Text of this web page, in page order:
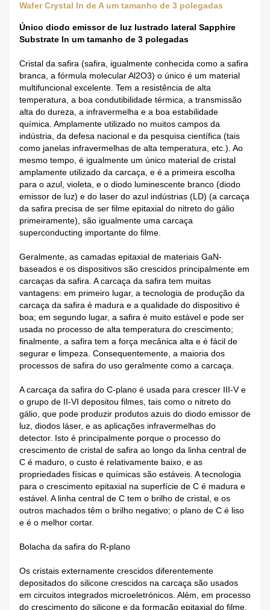
Wafer Crystal In de A um tamanho de 3 polegadas
Único diodo emissor de luz lustrado lateral Sapphire
Substrate In um tamanho de 3 polegadas
Cristal da safira (safira, igualmente conhecida como a safira
branca, a fórmula molecular Al2O3) o único é um material
multifuncional excelente. Tem a resistência de alta
temperatura, a boa condutibilidade térmica, a transmissão
alta do dureza, a infravermelha e a boa estabilidade
química. Amplamente utilizado no muitos campos da
indústria, da defesa nacional e da pesquisa científica (tais
como janelas infravermelhas de alta temperatura, etc.). Ao
mesmo tempo, é igualmente um único material de cristal
amplamente utilizado da carcaça, e é a primeira escolha
para o azul, violeta, e o diodo luminescente branco (diodo
emissor de luz) e do laser do azul indústrias (LD) (a carcaça
da safira precisa de ser filme epitaxial do nitreto do gálio
primeiramente), são igualmente uma carcaça
superconducting importante do filme.
Geralmente, as camadas epitaxial de materiais GaN-
baseados e os dispositivos são crescidos principalmente em
carcaças da safira. A carcaça da safira tem muitas
vantagens: em primeiro lugar, a tecnologia de produção da
carcaça da safira é madura e a qualidade do dispositivo é
boa; em segundo lugar, a safira é muito estável e pode ser
usada no processo de alta temperatura do crescimento;
finalmente, a safira tem a força mecânica alta e é fácil de
segurar e limpeza. Consequentemente, a maioria dos
processos de safira do uso geralmente como a carcaça.
A carcaça da safira do C-plano é usada para crescer III-V e
o grupo de II-VI depositou filmes, tais como o nitreto do
gálio, que pode produzir produtos azuis do diodo emissor de
luz, diodos láser, e as aplicações infravermelhas do
detector. Isto é principalmente porque o processo do
crescimento de cristal de safira ao longo da linha central de
C é maduro, o custo é relativamente baixo, e as
propriedades físicas e químicas são estáveis. A tecnologia
para o crescimento epitaxial na superfície de C é madura e
estável. A linha central de C tem o brilho de cristal, e os
outros machados têm o brilho negativo; o plano de C é liso
e é o melhor cortar.
Bolacha da safira do R-plano
Os cristais externamente crescidos diferentemente
depositados do silicone crescidos na carcaça são usados
em circuitos integrados microeletrónicos. Além, em processo
do crescimento do silicone e da formação epitaxial do filme,